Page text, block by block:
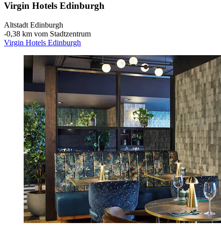
Virgin Hotels Edinburgh
Altstadt Edinburgh
‐0,38 km vom Stadtzentrum
Virgin Hotels Edinburgh